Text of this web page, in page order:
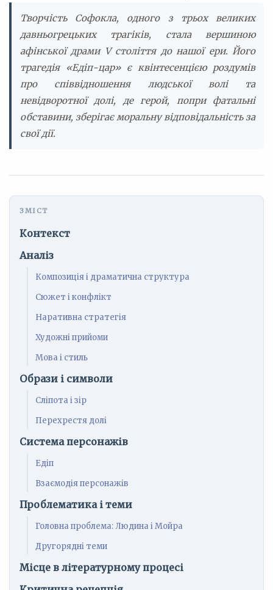
Творчість Софокла, одного з трьох великих
давньогрецьких трагіків, стала вершиною
афінської драми V століття до нашої ери. Його
трагедія «Едіп-цар» є квінтесенцією роздумів
про співвідношення людської волі та
невідворотної долі, де герой, попри фатальні
обставини, зберігає моральну відповідальність за
свої дії.
Контекст
Аналіз
Композиція і драматична структура
Сюжет і конфлікт
Наративна стратегія
Художні прийоми
Мова і стиль
Образи і символи
Сліпота і зір
Перехрестя долі
Система персонажів
Едіп
Взаємодія персонажів
Проблематика і теми
Головна проблема: Людина і Мойра
Другорядні теми
Місце в літературному процесі